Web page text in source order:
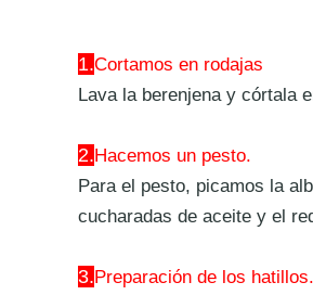
1.Cortamos en rodajas
Lava la berenjena y córtala
2.Hacemos un pesto.
Para el pesto, picamos la
cucharadas de aceite y el
3.Preparación de los hatillos.